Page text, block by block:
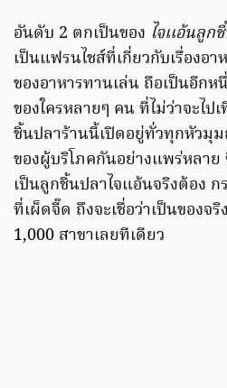
อันดับ 2 ตกเป็นของ ไจเเอ้นลูก
เป็นแฟรนไชส์ที่เกี่ยวกับเรื่องอ
ของอาหารทานเล่น ถือเป็นอีก
ของใครหลายๆ คน ที่ไม่ว่าจะไป
ชิ้นปลาร้านนี้เปิดอยู่ทั่วทุกหัวมุ
ของผู้บริโภคกันอย่างแพร่หลา
เป็นลูกชิ้นปลาไจแอ้นจริงต้อง
ที่เผ็ดจี๊ด ถึงจะเชื่อว่าเป็นของจ
1,000 สาขาเลยทีเดียว